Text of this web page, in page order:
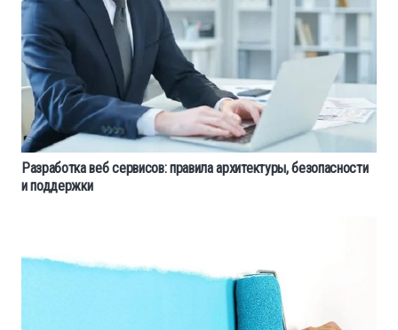
Разработка веб сервисов: правила архитектуры, безопасности
и поддержки